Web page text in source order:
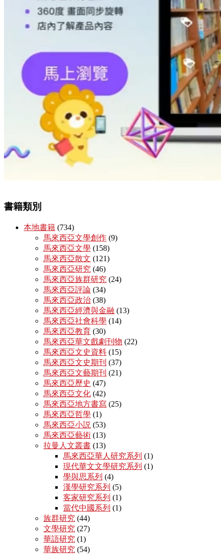
書籍類別
本地書籍 (734)
馬來西亞文學創作 (9)
馬來西亞文學 (158)
馬來西亞散文 (121)
馬來西亞研究 (46)
馬來西亞族群研究 (24)
馬來西亞評論 (34)
馬來西亞政治 (38)
馬來西亞經濟與金融 (13)
馬來西亞社會科學 (14)
馬來西亞教育 (30)
馬來西亞華文戲劇刊物 (22)
馬來西亞文史資料 (15)
馬來西亞文史期刊 (37)
馬來西亞文藝期刊 (21)
馬來西亞歷史 (47)
馬來西亞文化 (42)
馬來西亞地方書寫 (25)
馬來西亞哲學 (1)
馬來西亞小説 (53)
馬來西亞藝術 (13)
拉曼人文叢書 (13)
馬來西亞華人研究系列 (1)
現代華文文學研究系列 (1)
學與思系列 (4)
漢學研究系列 (5)
客家研究系列 (1)
當代中國系列 (1)
族群研究 (44)
文學研究 (27)
華語研究 (1)
華族研究 (54)